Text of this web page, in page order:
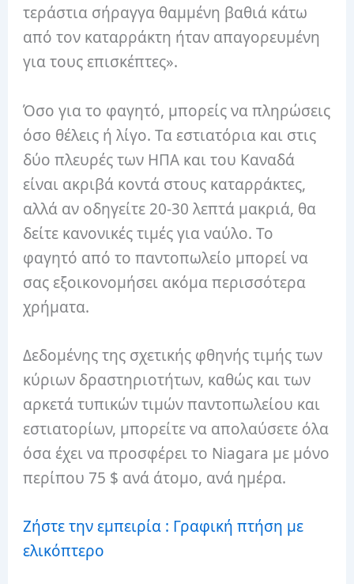
τεράστια σήραγγα θαμμένη βαθιά κάτω
από τον καταρράκτη ήταν απαγορευμένη
για τους επισκέπτες».
Όσο για το φαγητό, μπορείς να πληρώσεις
όσο θέλεις ή λίγο. Τα εστιατόρια και στις
δύο πλευρές των ΗΠΑ και του Καναδά
είναι ακριβά κοντά στους καταρράκτες,
αλλά αν οδηγείτε 20-30 λεπτά μακριά, θα
δείτε κανονικές τιμές για ναύλο. Το
φαγητό από το παντοπωλείο μπορεί να
σας εξοικονομήσει ακόμα περισσότερα
χρήματα.
Δεδομένης της σχετικής φθηνής τιμής των
κύριων δραστηριοτήτων, καθώς και των
αρκετά τυπικών τιμών παντοπωλείου και
εστιατορίων, μπορείτε να απολαύσετε όλα
όσα έχει να προσφέρει το Niagara με μόνο
περίπου 75 $ ανά άτομο, ανά ημέρα.
Ζήστε την εμπειρία : Γραφική πτήση με
ελικόπτερο